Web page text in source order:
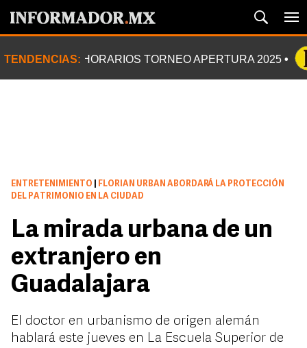
TENDENCIAS: HORARIOS TORNEO APERTURA 2025
ENTRETENIMIENTO
FLORIAN URBAN ABORDARÁ LA PROTECCIÓN
DEL PATRIMONIO EN LA CIUDAD
La mirada urbana de un
extranjero en
Guadalajara
El doctor en urbanismo de origen alemán
hablará este jueves en La Escuela Superior de